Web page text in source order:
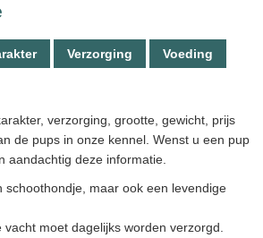
Verzorging Voeding
verzorging, grootte, gewicht, prijs
de pups in onze kennel. Wenst u een pup
aandachtig deze informatie.
schoothondje, maar ook een levendige
vacht moet dagelijks worden verzorgd.